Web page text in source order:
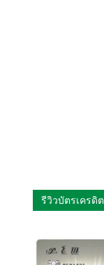
รีวิวบัตรเครดิต